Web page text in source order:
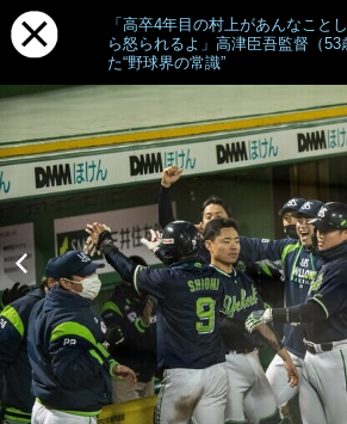
「高卒4年目の村上があんなこと
ら怒られるよ」高津臣吾監督（53
た“野球界の常識”